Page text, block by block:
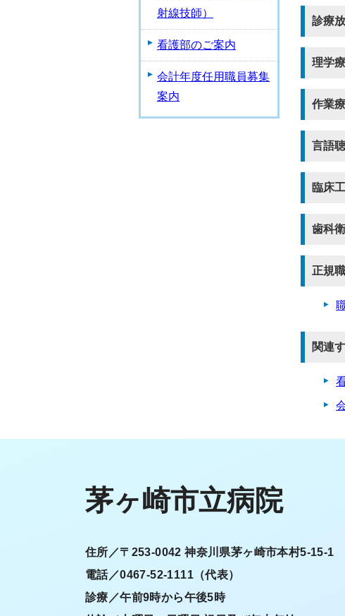
診療
理学
作業
言語
臨床
歯科
正規
関連
射線技師）
看護部のご案内
会計年度任用職員募集
案内
茅ヶ崎市立病院
住所／〒253-0042 神奈川県茅ヶ崎市本村5-15-1
電話／0467-52-1111（代表）
診療／午前9時から午後5時